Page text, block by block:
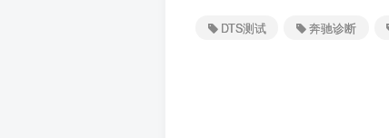
DTS测试 奔驰诊断